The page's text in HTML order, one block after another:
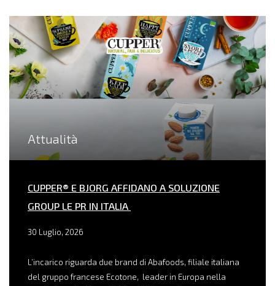
Attualità
CUPPER® E BJORG AFFIDANO A SOLUZIONE
GROUP LE PR IN ITALIA
30 Luglio, 2026
L’incarico riguarda due brand di Abafoods, filiale italiana
del gruppo francese Ecotone, leader in Europa nella